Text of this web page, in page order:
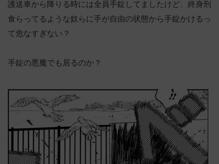
護送車から降りる時には全員手錠してましたけど、終身刑
食らってるような奴らに手が自由の状態から手錠かけるっ
て危なすぎない？
手錠の悪魔でも居るのか？